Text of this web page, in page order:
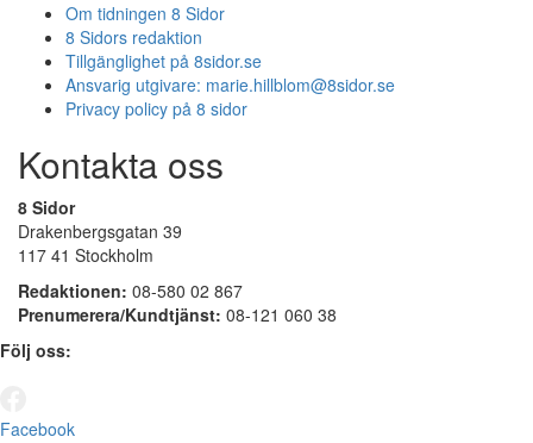
Om tidningen 8 Sidor
8 Sidors redaktion
Tillgänglighet på 8sidor.se
Ansvarig utgivare: marie.hillblom@8sidor.se
Privacy policy på 8 sidor
Kontakta oss
8 Sidor
Drakenbergsgatan 39
117 41 Stockholm
Redaktionen: 08-580 02 867
Prenumerera/Kundtjänst: 08-121 060 38
Följ oss:
Facebook